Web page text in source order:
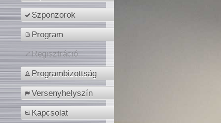
Szponzorok
Program
Regisztráció
Programbizottság
Versenyhelyszín
Kapcsolat